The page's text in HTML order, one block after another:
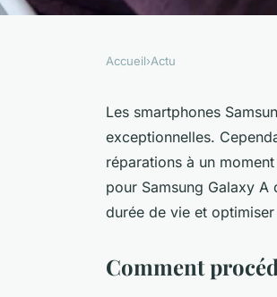
pour
: la solution
!
Accueil›Actu
Les smartphones
exceptionnelles.
réparations à un
pour Samsung Galaxy
durée de vie et
Comment